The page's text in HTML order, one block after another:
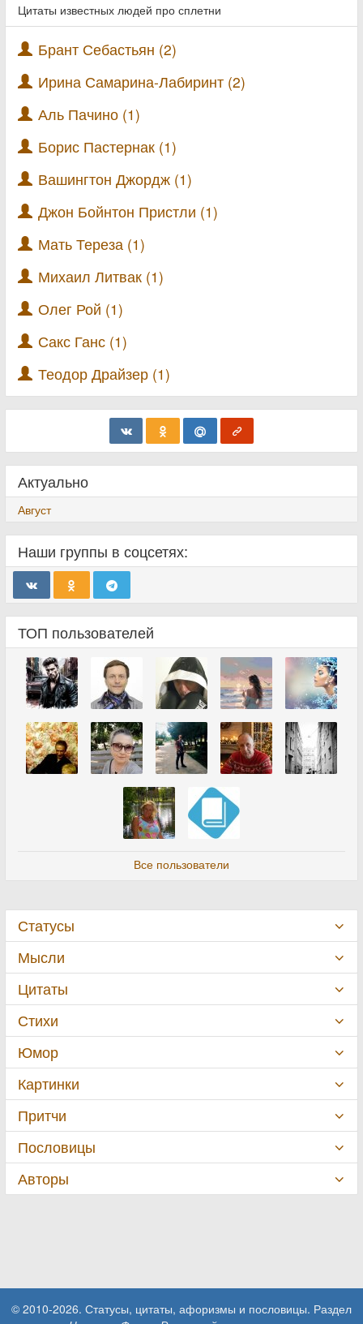
Цитаты известных людей про сплетни
Брант Себастьян (2)
Ирина Самарина-Лабиринт (2)
Аль Пачино (1)
Борис Пастернак (1)
Вашингтон Джордж (1)
Джон Бойнтон Пристли (1)
Мать Тереза (1)
Михаил Литвак (1)
Олег Рой (1)
Сакс Ганс (1)
Теодор Драйзер (1)
Актуально
Август
Наши группы в соцсетях:
ТОП пользователей
Все пользователи
Статусы
Мысли
Цитаты
Стихи
Юмор
Картинки
Притчи
Пословицы
Авторы
© 2010-2026. Статусы, цитаты, афоризмы и пословицы. Раздел